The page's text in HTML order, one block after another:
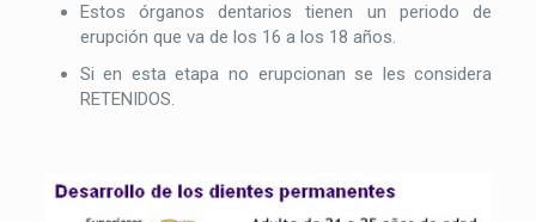
Estos órganos dentarios tienen un periodo de
erupción que va de los 16 a los 18 años.
Si en esta etapa no erupcionan se les considera
RETENIDOS.